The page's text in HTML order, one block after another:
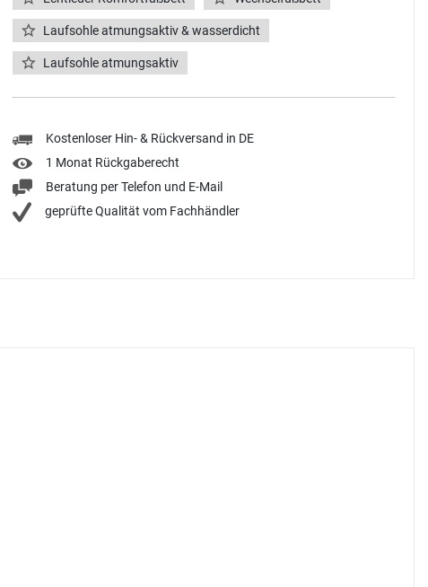
Laufsohle atmungsaktiv & wasserdicht
Laufsohle atmungsaktiv
Kostenloser Hin- & Rückversand in DE
1 Monat Rückgaberecht
Beratung per Telefon und E-Mail
geprüfte Qualität vom Fachhändler